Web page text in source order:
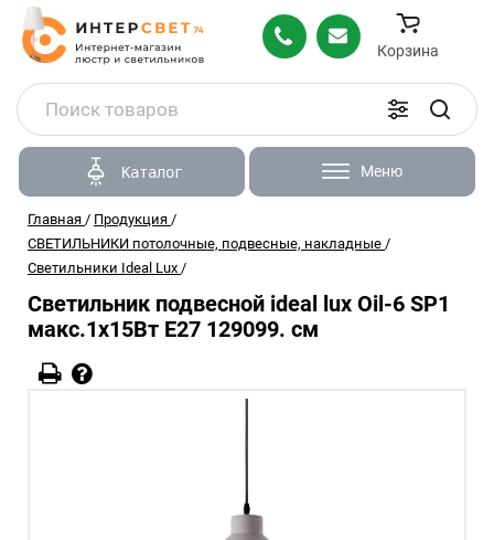
Корзина
Каталог Меню
Главная / Продукция /
СВЕТИЛЬНИКИ потолочные, подвесные, накладные /
Светильники Ideal Lux /
Светильник подвесной ideal lux Oil-6 SP1
макс.1x15Вт Е27 129099. см